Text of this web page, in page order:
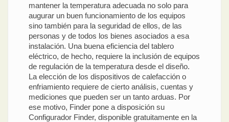
mantener la temperatura adecuada no solo para
augurar un buen funcionamiento de los equipos
sino también para la seguridad de ellos, de las
personas y de todos los bienes asociados a esa
instalación. Una buena eficiencia del tablero
eléctrico, de hecho, requiere la inclusión de equipos
de regulación de la temperatura desde el diseño.
La elección de los dispositivos de calefacción o
enfriamiento requiere de cierto análisis, cuentas y
mediciones que pueden ser un tanto arduas. Por
ese motivo, Finder pone a disposición su
Configurador Finder, disponible gratuitamente en la